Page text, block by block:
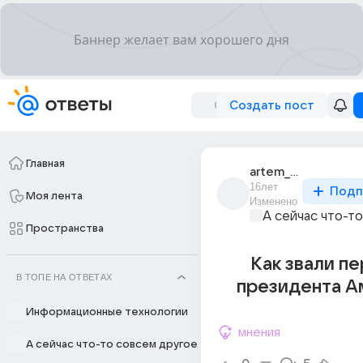
Создать пост
Главная
Моя лента
Пространства
В ТОПЕ НА ОТВЕТАХ
Информационные технологии
А сейчас что-то совсем другое
artem_goria
16лет
Изменено
А сейчас что-
Как звали
президента
мнения